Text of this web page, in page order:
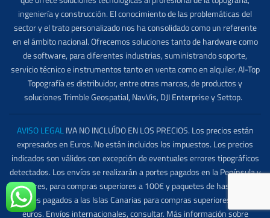
ingeniería y construcción. El conocimiento de las problemáticas del
sector y el trato personalizado nos ha consolidado como un referente
en el ámbito nacional. Ofrecemos soluciones tanto de hardware como
de software, para diferentes industrias, suministrando soporte,
servicio técnico e instrumentos tanto en venta como en alquiler. Al-Top
Topografía es distribuidor, entre otras marcas, de productos y
soluciones Trimble Geospatial, NavVis, DJI Enterprise y Settop.
AVISO LEGALIVA NO INCLUÍDO EN LOS PRECIOS. Los precios están
expresados en Euros. No están incluidos los impuestos. Los precios
indicados son válidos con excepción de eventuales errores tipográficos
detectados. Los envíos se realizarán a portes pagados en la Península y
Baleares, para compras superiores a 100€ y paquetes de hasta 5 kg.
Portes pagados a las Islas Canarias para compras superiores a 295
euros. Envíos internacionales, consultar. Más información sobre